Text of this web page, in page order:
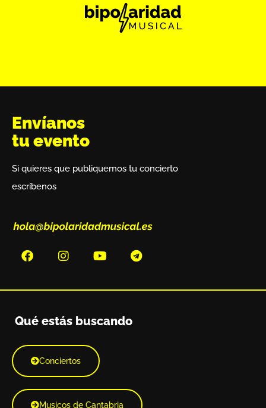
Envíanos
tu evento
Si quieres que publiquemos tu concierto
escríbenos
Qué estás buscando
Conciertos
Musicos de Cantabria